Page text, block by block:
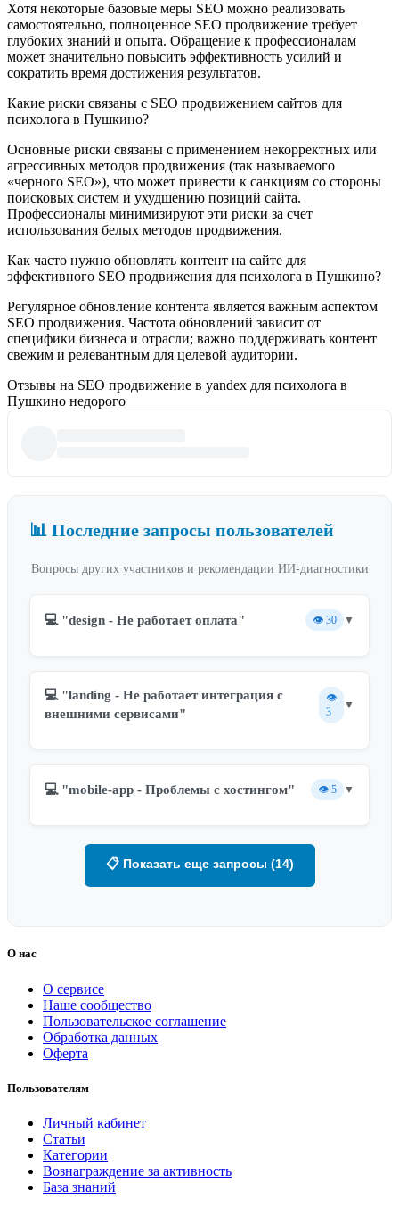
Хотя некоторые базовые меры SEO можно реализовать
самостоятельно, полноценное SEO продвижение требует
глубоких знаний и опыта. Обращение к профессионалам
может значительно повысить эффективность усилий и
сократить время достижения результатов.
Какие риски связаны с SEO продвижением сайтов для
психолога в Пушкино?
Основные риски связаны с применением некорректных или
агрессивных методов продвижения (так называемого
«черного SEO»), что может привести к санкциям со стороны
поисковых систем и ухудшению позиций сайта.
Профессионалы минимизируют эти риски за счет
использования белых методов продвижения.
Как часто нужно обновлять контент на сайте для
эффективного SEO продвижения для психолога в Пушкино?
Регулярное обновление контента является важным аспектом
SEO продвижения. Частота обновлений зависит от
специфики бизнеса и отрасли; важно поддерживать контент
свежим и релевантным для целевой аудитории.
Отзывы на SEO продвижение в yandex для психолога в
Пушкино недорого
📊 Последние запросы пользователей
Вопросы других участников и рекомендации ИИ-диагностики
💻 "design - Не работает оплата" 👁️ 30 ▼
💻 "landing - Не работает интеграция с
внешними сервисами"
👁️
3
▼
💻 "mobile-app - Проблемы с хостингом" 👁️ 5 ▼
📋 Показать еще запросы (14)
О нас
О сервисе
Наше сообщество
Пользовательское соглашение
Обработка данных
Оферта
Пользователям
Личный кабинет
Статьи
Категории
Вознаграждение за активность
База знаний